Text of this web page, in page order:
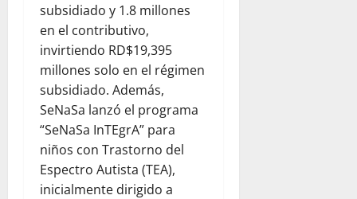
subsidiado y 1.8 millones
en el contributivo,
invirtiendo RD$19,395
millones solo en el régimen
subsidiado. Además,
SeNaSa lanzó el programa
“SeNaSa InTEgrA” para
niños con Trastorno del
Espectro Autista (TEA),
inicialmente dirigido a